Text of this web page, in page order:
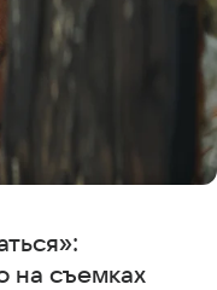
на съемках